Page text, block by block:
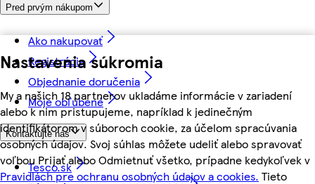
Nastavenia súkromia
My a našich 18 partnerov ukladáme informácie v zariadení
alebo k nim pristupujeme, napríklad k jedinečným
identifikátorom v súboroch cookie, za účelom spracúvania
osobných údajov. Svoj súhlas môžete udeliť alebo spravovať
voľbou Prijať alebo Odmietnuť všetko, prípadne kedykoľvek v
Pravidlách pre ochranu osobných údajov a cookies. Tieto
Pred prvým nákupom
Ako nakupovať
Registrácia
Objednanie doručenia
Moje obľúbené
Kontaktujte nás
Tesco.sk